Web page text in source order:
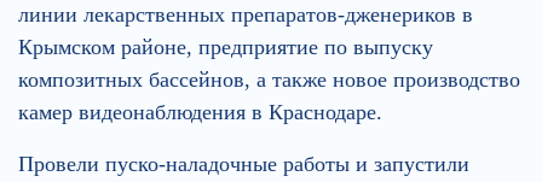
линии лекарственных препаратов-дженериков в
Крымском районе, предприятие по выпуску
композитных бассейнов, а также новое производство
камер видеонаблюдения в Краснодаре.
Провели пуско-наладочные работы и запустили